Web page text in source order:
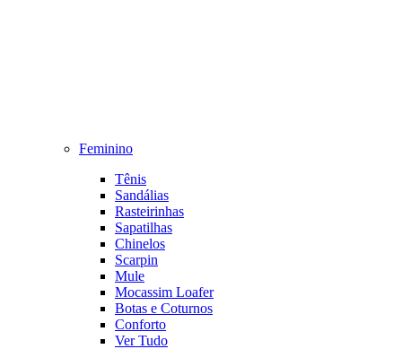
Feminino
Tênis
Sandálias
Rasteirinhas
Sapatilhas
Chinelos
Scarpin
Mule
Mocassim Loafer
Botas e Coturnos
Conforto
Ver Tudo